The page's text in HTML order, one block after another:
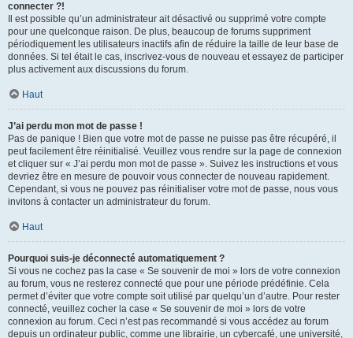
connecter ?!
Il est possible qu’un administrateur ait désactivé ou supprimé votre compte
pour une quelconque raison. De plus, beaucoup de forums suppriment
périodiquement les utilisateurs inactifs afin de réduire la taille de leur base de
données. Si tel était le cas, inscrivez-vous de nouveau et essayez de participer
plus activement aux discussions du forum.
Haut
J’ai perdu mon mot de passe !
Pas de panique ! Bien que votre mot de passe ne puisse pas être récupéré, il
peut facilement être réinitialisé. Veuillez vous rendre sur la page de connexion
et cliquer sur « J’ai perdu mon mot de passe ». Suivez les instructions et vous
devriez être en mesure de pouvoir vous connecter de nouveau rapidement.
Cependant, si vous ne pouvez pas réinitialiser votre mot de passe, nous vous
invitons à contacter un administrateur du forum.
Haut
Pourquoi suis-je déconnecté automatiquement ?
Si vous ne cochez pas la case « Se souvenir de moi » lors de votre connexion
au forum, vous ne resterez connecté que pour une période prédéfinie. Cela
permet d’éviter que votre compte soit utilisé par quelqu’un d’autre. Pour rester
connecté, veuillez cocher la case « Se souvenir de moi » lors de votre
connexion au forum. Ceci n’est pas recommandé si vous accédez au forum
depuis un ordinateur public, comme une librairie, un cybercafé, une université,